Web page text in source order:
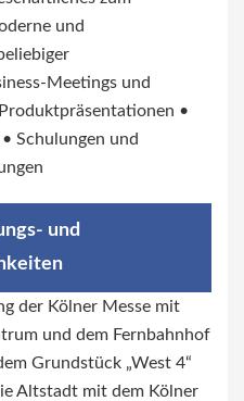
und
Meetings und
•
Schulungen und
und
der Kölner Messe mit
und dem Fernbahnhof
Grundstück „West 4“
Altstadt mit dem Kölner